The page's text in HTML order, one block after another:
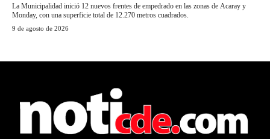
La Municipalidad inició 12 nuevos frentes de empedrado en las zonas de Acaray y
Monday, con una superficie total de 12.270 metros cuadrados.
9 de agosto de 2026